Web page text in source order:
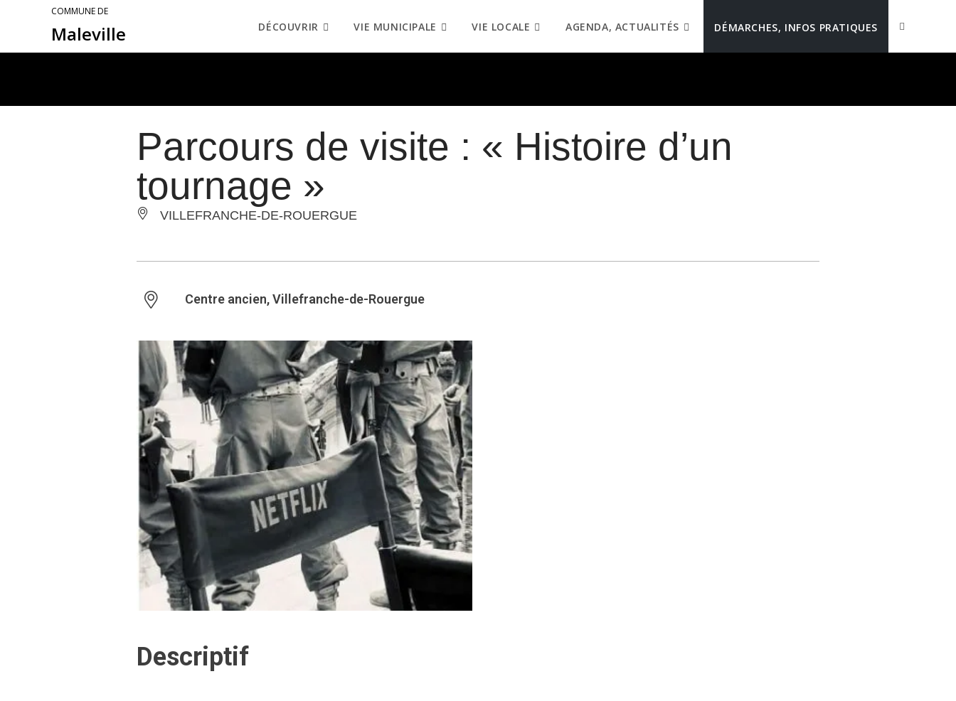
COMMUNE DE
Maleville DÉCOUVRIR VIE MUNICIPALE VIE LOCALE AGENDA, ACTUALITÉS DÉMARCHES, INFOS PRATIQUES
Parcours de visite : « Histoire d’un
tournage »
VILLEFRANCHE-DE-ROUERGUE
Centre ancien, Villefranche-de-Rouergue
Descriptif